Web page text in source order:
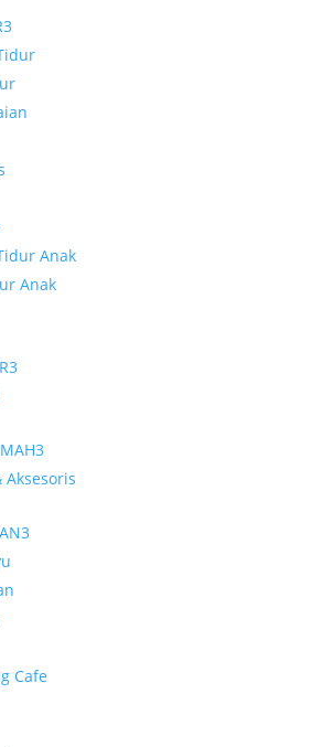
3
Anak
Anak
3
3
3
Cafe